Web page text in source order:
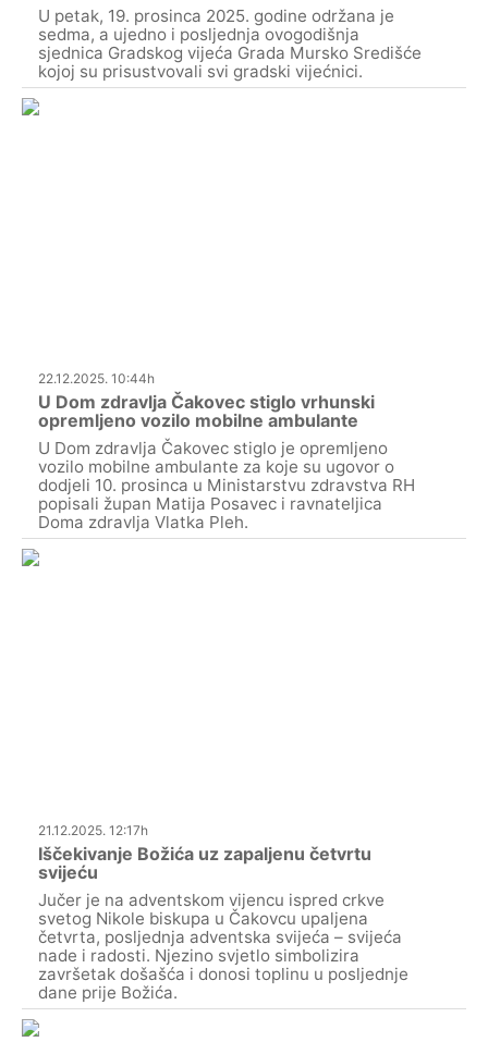
U petak, 19. prosinca 2025. godine održana je
sedma, a ujedno i posljednja ovogodišnja
sjednica Gradskog vijeća Grada Mursko Središće
kojoj su prisustvovali svi gradski vijećnici.
22.12.2025. 10:44h
U Dom zdravlja Čakovec stiglo vrhunski
opremljeno vozilo mobilne ambulante
U Dom zdravlja Čakovec stiglo je opremljeno
vozilo mobilne ambulante za koje su ugovor o
dodjeli 10. prosinca u Ministarstvu zdravstva RH
popisali župan Matija Posavec i ravnateljica
Doma zdravlja Vlatka Pleh.
21.12.2025. 12:17h
Iščekivanje Božića uz zapaljenu četvrtu
svijeću
Jučer je na adventskom vijencu ispred crkve
svetog Nikole biskupa u Čakovcu upaljena
četvrta, posljednja adventska svijeća – svijeća
nade i radosti. Njezino svjetlo simbolizira
završetak došašća i donosi toplinu u posljednje
dane prije Božića.